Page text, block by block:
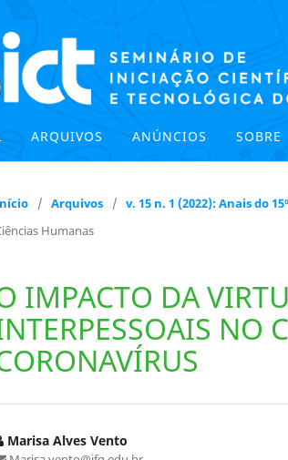
ARQUIVOS ANÚNCIOS SOBRE
/ Arquivos / v. 15 n. 1 (2022): Anais do
Humanas
IMPACTO DA
NO
Marisa Alves Vento